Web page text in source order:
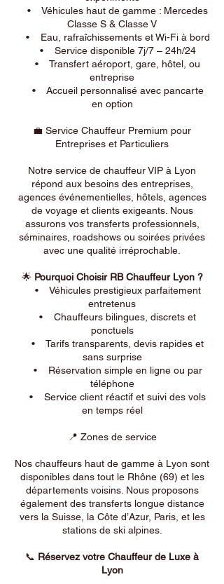
• Véhicules haut de gamme : Mercedes
Classe S & Classe V
• Eau, rafraîchissements et Wi-Fi à bord
• Service disponible 7j/7 – 24h/24
• Transfert aéroport, gare, hôtel, ou
entreprise
• Accueil personnalisé avec pancarte
en option
💼 Service Chauffeur Premium pour
Entreprises et Particuliers
Notre service de chauffeur VIP à Lyon
répond aux besoins des entreprises,
agences événementielles, hôtels, agences
de voyage et clients exigeants. Nous
assurons vos transferts professionnels,
séminaires, roadshows ou soirées privées
avec une qualité irréprochable.
🌟 Pourquoi Choisir RB Chauffeur Lyon ?
• Véhicules prestigieux parfaitement
entretenus
• Chauffeurs bilingues, discrets et
ponctuels
• Tarifs transparents, devis rapides et
sans surprise
• Réservation simple en ligne ou par
téléphone
• Service client réactif et suivi des vols
en temps réel
📍 Zones de service
Nos chauffeurs haut de gamme à Lyon sont
disponibles dans tout le Rhône (69) et les
départements voisins. Nous proposons
également des transferts longue distance
vers la Suisse, la Côte d’Azur, Paris, et les
stations de ski alpines.
📞 Réservez votre Chauffeur de Luxe à
Lyon